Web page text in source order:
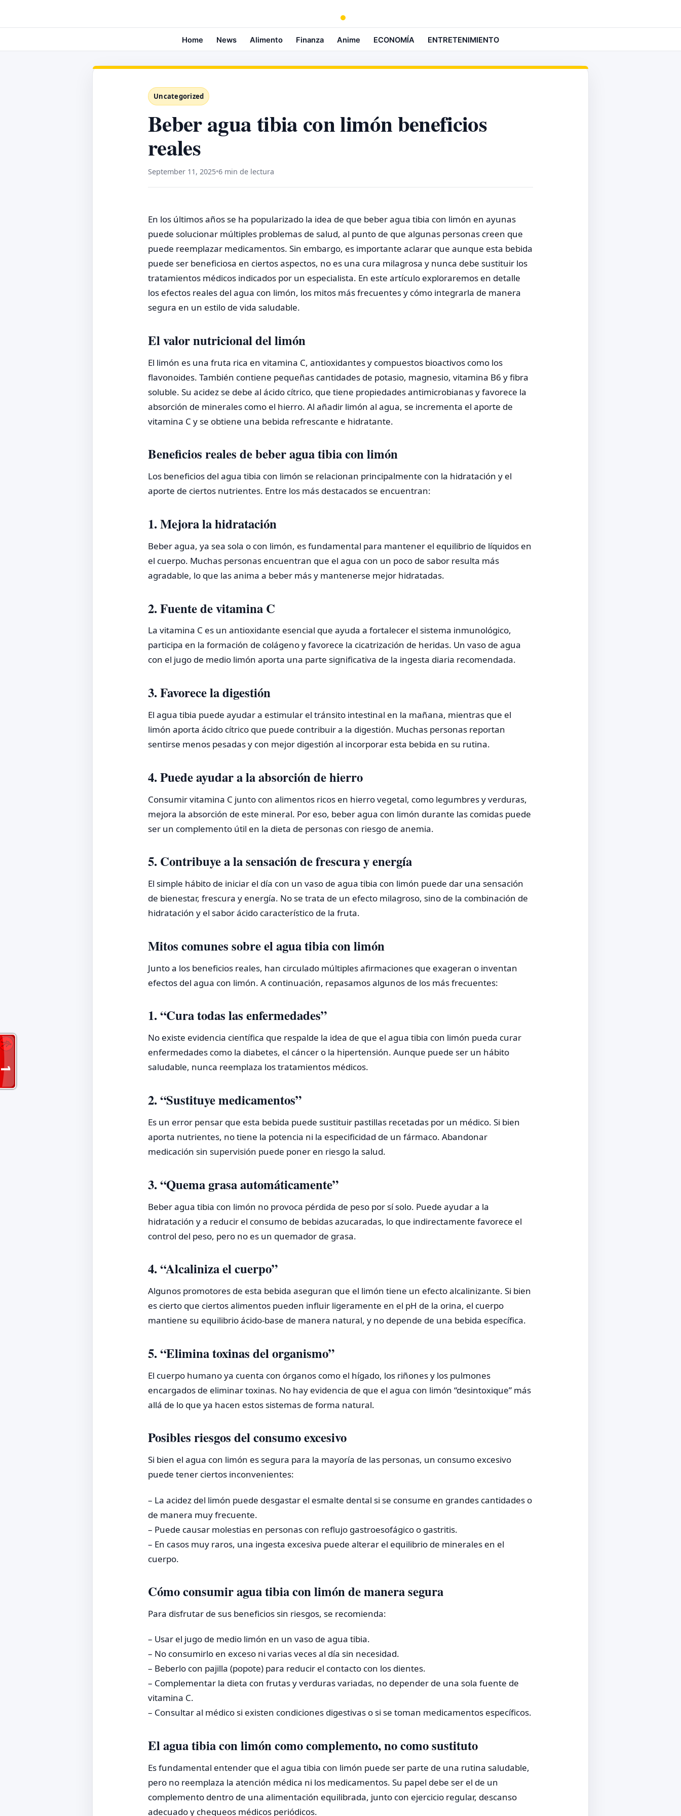
Home News Alimento Finanza Anime ECONOMÍA ENTRETENIMIENTO
Uncategorized
Beber agua tibia con limón beneficios
reales
September 11, 2025•6 min de lectura
En los últimos años se ha popularizado la idea de que beber agua tibia con limón en ayunas
puede solucionar múltiples problemas de salud, al punto de que algunas personas creen que
puede reemplazar medicamentos. Sin embargo, es importante aclarar que aunque esta bebida
puede ser beneficiosa en ciertos aspectos, no es una cura milagrosa y nunca debe sustituir los
tratamientos médicos indicados por un especialista. En este artículo exploraremos en detalle
los efectos reales del agua con limón, los mitos más frecuentes y cómo integrarla de manera
segura en un estilo de vida saludable.
El valor nutricional del limón
El limón es una fruta rica en vitamina C, antioxidantes y compuestos bioactivos como los
flavonoides. También contiene pequeñas cantidades de potasio, magnesio, vitamina B6 y fibra
soluble. Su acidez se debe al ácido cítrico, que tiene propiedades antimicrobianas y favorece la
absorción de minerales como el hierro. Al añadir limón al agua, se incrementa el aporte de
vitamina C y se obtiene una bebida refrescante e hidratante.
Beneficios reales de beber agua tibia con limón
Los beneficios del agua tibia con limón se relacionan principalmente con la hidratación y el
aporte de ciertos nutrientes. Entre los más destacados se encuentran:
1. Mejora la hidratación
Beber agua, ya sea sola o con limón, es fundamental para mantener el equilibrio de líquidos en
el cuerpo. Muchas personas encuentran que el agua con un poco de sabor resulta más
agradable, lo que las anima a beber más y mantenerse mejor hidratadas.
2. Fuente de vitamina C
La vitamina C es un antioxidante esencial que ayuda a fortalecer el sistema inmunológico,
participa en la formación de colágeno y favorece la cicatrización de heridas. Un vaso de agua
con el jugo de medio limón aporta una parte significativa de la ingesta diaria recomendada.
3. Favorece la digestión
El agua tibia puede ayudar a estimular el tránsito intestinal en la mañana, mientras que el
limón aporta ácido cítrico que puede contribuir a la digestión. Muchas personas reportan
sentirse menos pesadas y con mejor digestión al incorporar esta bebida en su rutina.
4. Puede ayudar a la absorción de hierro
Consumir vitamina C junto con alimentos ricos en hierro vegetal, como legumbres y verduras,
mejora la absorción de este mineral. Por eso, beber agua con limón durante las comidas puede
ser un complemento útil en la dieta de personas con riesgo de anemia.
5. Contribuye a la sensación de frescura y energía
El simple hábito de iniciar el día con un vaso de agua tibia con limón puede dar una sensación
de bienestar, frescura y energía. No se trata de un efecto milagroso, sino de la combinación de
hidratación y el sabor ácido característico de la fruta.
Mitos comunes sobre el agua tibia con limón
Junto a los beneficios reales, han circulado múltiples afirmaciones que exageran o inventan
efectos del agua con limón. A continuación, repasamos algunos de los más frecuentes:
1. “Cura todas las enfermedades”
No existe evidencia científica que respalde la idea de que el agua tibia con limón pueda curar
enfermedades como la diabetes, el cáncer o la hipertensión. Aunque puede ser un hábito
saludable, nunca reemplaza los tratamientos médicos.
2. “Sustituye medicamentos”
Es un error pensar que esta bebida puede sustituir pastillas recetadas por un médico. Si bien
aporta nutrientes, no tiene la potencia ni la especificidad de un fármaco. Abandonar
medicación sin supervisión puede poner en riesgo la salud.
3. “Quema grasa automáticamente”
Beber agua tibia con limón no provoca pérdida de peso por sí solo. Puede ayudar a la
hidratación y a reducir el consumo de bebidas azucaradas, lo que indirectamente favorece el
control del peso, pero no es un quemador de grasa.
4. “Alcaliniza el cuerpo”
Algunos promotores de esta bebida aseguran que el limón tiene un efecto alcalinizante. Si bien
es cierto que ciertos alimentos pueden influir ligeramente en el pH de la orina, el cuerpo
mantiene su equilibrio ácido-base de manera natural, y no depende de una bebida específica.
5. “Elimina toxinas del organismo”
El cuerpo humano ya cuenta con órganos como el hígado, los riñones y los pulmones
encargados de eliminar toxinas. No hay evidencia de que el agua con limón “desintoxique” más
allá de lo que ya hacen estos sistemas de forma natural.
Posibles riesgos del consumo excesivo
Si bien el agua con limón es segura para la mayoría de las personas, un consumo excesivo
puede tener ciertos inconvenientes:
– La acidez del limón puede desgastar el esmalte dental si se consume en grandes cantidades o
de manera muy frecuente.
– Puede causar molestias en personas con reflujo gastroesofágico o gastritis.
– En casos muy raros, una ingesta excesiva puede alterar el equilibrio de minerales en el
cuerpo.
Cómo consumir agua tibia con limón de manera segura
Para disfrutar de sus beneficios sin riesgos, se recomienda:
– Usar el jugo de medio limón en un vaso de agua tibia.
– No consumirlo en exceso ni varias veces al día sin necesidad.
– Beberlo con pajilla (popote) para reducir el contacto con los dientes.
– Complementar la dieta con frutas y verduras variadas, no depender de una sola fuente de
vitamina C.
– Consultar al médico si existen condiciones digestivas o si se toman medicamentos específicos.
El agua tibia con limón como complemento, no como sustituto
Es fundamental entender que el agua tibia con limón puede ser parte de una rutina saludable,
pero no reemplaza la atención médica ni los medicamentos. Su papel debe ser el de un
complemento dentro de una alimentación equilibrada, junto con ejercicio regular, descanso
adecuado y chequeos médicos periódicos.